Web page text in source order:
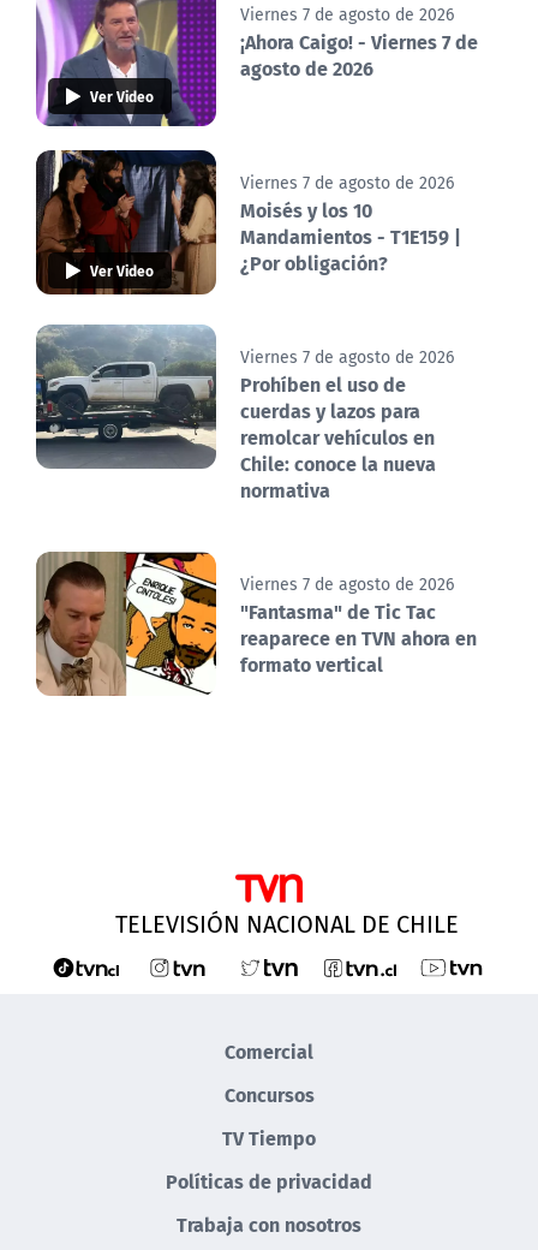
Ver Video
Viernes 7 de agosto de 2026
¡Ahora Caigo! - Viernes 7 de
agosto de 2026
Ver Video
Viernes 7 de agosto de 2026
Moisés y los 10
Mandamientos - T1E159 |
¿Por obligación?
Viernes 7 de agosto de 2026
Prohíben el uso de
cuerdas y lazos para
remolcar vehículos en
Chile: conoce la nueva
normativa
Viernes 7 de agosto de 2026
"Fantasma" de Tic Tac
reaparece en TVN ahora en
formato vertical
TELEVISIÓN NACIONAL DE CHILE
Comercial
Concursos
TV Tiempo
Políticas de privacidad
Trabaja con nosotros